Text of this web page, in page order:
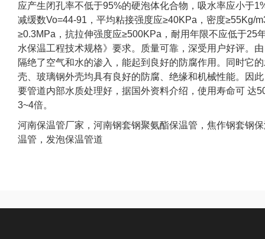
应产生闭孔率不低于95%的硬泡体化合物，吸水率应小于
减缓数Vo=44-91，平均粘接强度应≥40KPa，密度
≥0.3MPa，抗拉伸强度应≥500KPa，耐用年限不应低于25
水保温工程技术规格》要求。质量可靠，深受用户好评。
隔绝了空气和水的渗入，能起到良好的防腐作用。同时它
壳、玻璃钢外壳均具有良好的防腐、绝缘和机械性能。因
要管道内部水质处理好，据国外资料介绍，使用寿命可 达
3~4倍。
河南保温管厂家，河南钢套钢聚氨酯保温管，焦作钢套钢
温管，发泡保温管道